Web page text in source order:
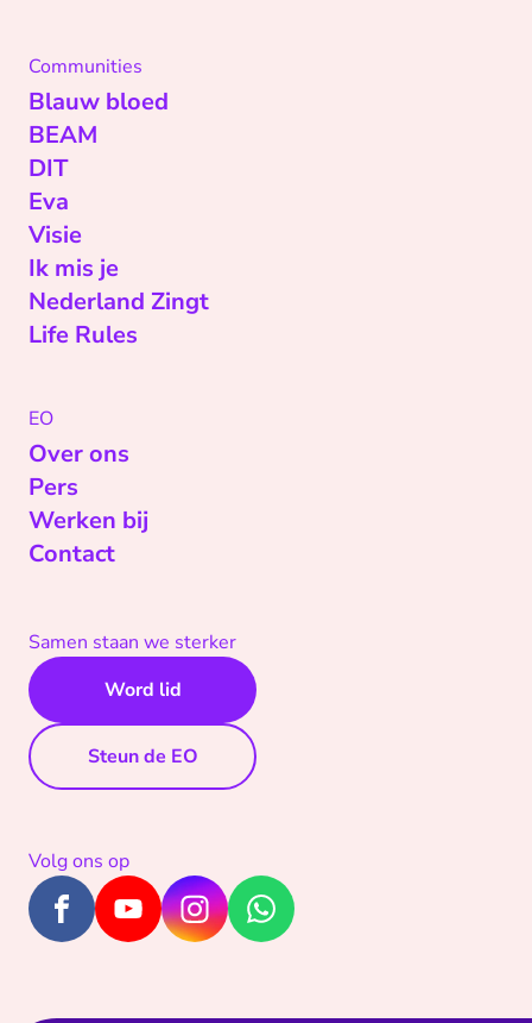
Communities
Blauw bloed
BEAM
DIT
Eva
Visie
Ik mis je
Nederland Zingt
Life Rules
EO
Over ons
Pers
Werken bij
Contact
Samen staan we sterker
Word lid
Steun de EO
Volg ons op